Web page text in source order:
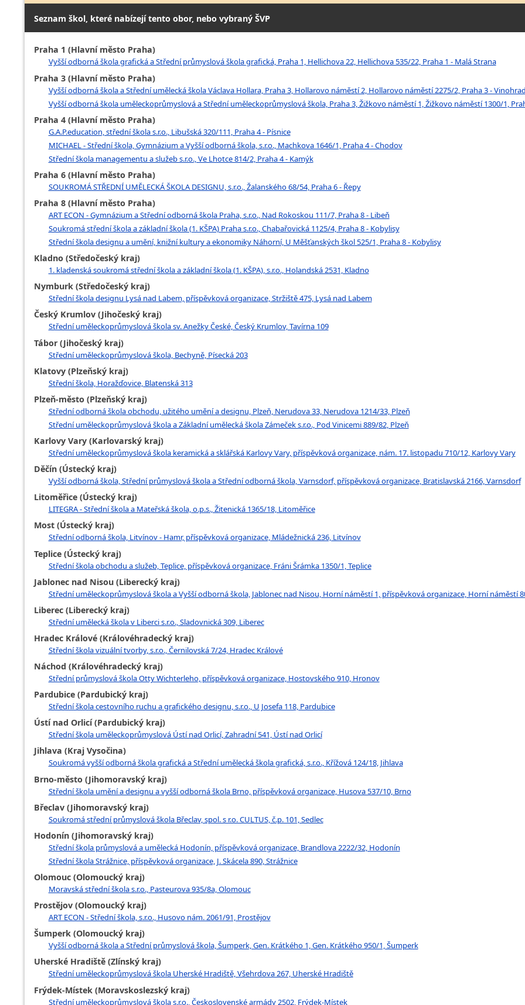
Seznam škol, které nabízejí tento obor, nebo vybraný ŠVP
Praha 1 (Hlavní město Praha)
Vyšší odborná škola grafická a Střední průmyslová škola grafická, Praha 1, Hellichova 22, Hellichova 535/22, Praha 1 - Malá Strana
Praha 3 (Hlavní město Praha)
Vyšší odborná škola a Střední umělecká škola Václava Hollara, Praha 3, Hollarovo náměstí 2, Hollarovo náměstí 2275/2, Praha 3 -
Vyšší odborná škola uměleckoprůmyslová a Střední uměleckoprůmyslová škola, Praha 3, Žižkovo náměstí 1, Žižkovo náměstí 1300/1,
Praha 4 (Hlavní město Praha)
G.A.P.education, střední škola s.r.o., Libušská 320/111, Praha 4 - Písnice
MICHAEL - Střední škola, Gymnázium a Vyšší odborná škola, s.r.o., Machkova 1646/1, Praha 4 - Chodov
Střední škola managementu a služeb s.r.o., Ve Lhotce 814/2, Praha 4 - Kamýk
Praha 6 (Hlavní město Praha)
SOUKROMÁ STŘEDNÍ UMĚLECKÁ ŠKOLA DESIGNU, s.r.o., Žalanského 68/54, Praha 6 - Řepy
Praha 8 (Hlavní město Praha)
ART ECON - Gymnázium a Střední odborná škola Praha, s.r.o., Nad Rokoskou 111/7, Praha 8 - Libeň
Soukromá střední škola a základní škola (1. KŠPA) Praha s.r.o., Chabařovická 1125/4, Praha 8 - Kobylisy
Střední škola designu a umění, knižní kultury a ekonomiky Náhorní, U Měšťanských škol 525/1, Praha 8 - Kobylisy
Kladno (Středočeský kraj)
1. kladenská soukromá střední škola a základní škola (1. KŠPA), s.r.o., Holandská 2531, Kladno
Nymburk (Středočeský kraj)
Střední škola designu Lysá nad Labem, příspěvková organizace, Stržiště 475, Lysá nad Labem
Český Krumlov (Jihočeský kraj)
Střední uměleckoprůmyslová škola sv. Anežky České, Český Krumlov, Tavírna 109
Tábor (Jihočeský kraj)
Střední uměleckoprůmyslová škola, Bechyně, Písecká 203
Klatovy (Plzeňský kraj)
Střední škola, Horažďovice, Blatenská 313
Plzeň-město (Plzeňský kraj)
Střední odborná škola obchodu, užitého umění a designu, Plzeň, Nerudova 33, Nerudova 1214/33, Plzeň
Střední uměleckoprůmyslová škola a Základní umělecká škola Zámeček s.r.o., Pod Vinicemi 889/82, Plzeň
Karlovy Vary (Karlovarský kraj)
Střední uměleckoprůmyslová škola keramická a sklářská Karlovy Vary, příspěvková organizace, nám. 17. listopadu 710/12, Karlovy Vary
Děčín (Ústecký kraj)
Vyšší odborná škola, Střední průmyslová škola a Střední odborná škola, Varnsdorf, příspěvková organizace, Bratislavská 2166, Varnsdorf
Litoměřice (Ústecký kraj)
LITEGRA - Střední škola a Mateřská škola, o.p.s., Žitenická 1365/18, Litoměřice
Most (Ústecký kraj)
Střední odborná škola, Litvínov - Hamr, příspěvková organizace, Mládežnická 236, Litvínov
Teplice (Ústecký kraj)
Střední škola obchodu a služeb, Teplice, příspěvková organizace, Fráni Šrámka 1350/1, Teplice
Jablonec nad Nisou (Liberecký kraj)
Střední uměleckoprůmyslová škola a Vyšší odborná škola, Jablonec nad Nisou, Horní náměstí 1, příspěvková organizace, Horní náměstí
Liberec (Liberecký kraj)
Střední umělecká škola v Liberci s.r.o., Sladovnická 309, Liberec
Hradec Králové (Královéhradecký kraj)
Střední škola vizuální tvorby, s.r.o., Černilovská 7/24, Hradec Králové
Náchod (Královéhradecký kraj)
Střední průmyslová škola Otty Wichterleho, příspěvková organizace, Hostovského 910, Hronov
Pardubice (Pardubický kraj)
Střední škola cestovního ruchu a grafického designu, s.r.o., U Josefa 118, Pardubice
Ústí nad Orlicí (Pardubický kraj)
Střední škola uměleckoprůmyslová Ústí nad Orlicí, Zahradní 541, Ústí nad Orlicí
Jihlava (Kraj Vysočina)
Soukromá vyšší odborná škola grafická a Střední umělecká škola grafická, s.r.o., Křížová 124/18, Jihlava
Brno-město (Jihomoravský kraj)
Střední škola umění a designu a vyšší odborná škola Brno, příspěvková organizace, Husova 537/10, Brno
Břeclav (Jihomoravský kraj)
Soukromá střední průmyslová škola Břeclav, spol. s r.o. CULTUS, č.p. 101, Sedlec
Hodonín (Jihomoravský kraj)
Střední škola průmyslová a umělecká Hodonín, příspěvková organizace, Brandlova 2222/32, Hodonín
Střední škola Strážnice, příspěvková organizace, J. Skácela 890, Strážnice
Olomouc (Olomoucký kraj)
Moravská střední škola s.r.o., Pasteurova 935/8a, Olomouc
Prostějov (Olomoucký kraj)
ART ECON - Střední škola, s.r.o., Husovo nám. 2061/91, Prostějov
Šumperk (Olomoucký kraj)
Vyšší odborná škola a Střední průmyslová škola, Šumperk, Gen. Krátkého 1, Gen. Krátkého 950/1, Šumperk
Uherské Hradiště (Zlínský kraj)
Střední uměleckoprůmyslová škola Uherské Hradiště, Všehrdova 267, Uherské Hradiště
Frýdek-Místek (Moravskoslezský kraj)
Střední uměleckoprůmyslová škola s.r.o., Československé armády 2502, Frýdek-Místek